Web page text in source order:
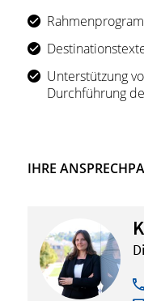
Unterstützung
Durchführung
IHRE